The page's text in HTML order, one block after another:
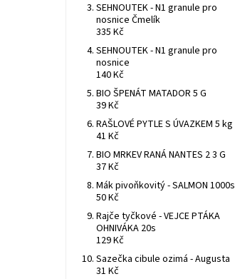
SEHNOUTEK - N1 granule pro
nosnice Čmelík
335 Kč
SEHNOUTEK - N1 granule pro
nosnice
140 Kč
BIO ŠPENÁT MATADOR 5 G
39 Kč
RAŠLOVÉ PYTLE S ÚVAZKEM 5 kg
41 Kč
BIO MRKEV RANÁ NANTES 2 3 G
37 Kč
Mák pivoňkovitý - SALMON 1000s
50 Kč
Rajče tyčkové - VEJCE PTÁKA
OHNIVÁKA 20s
129 Kč
Sazečka cibule ozimá - Augusta
31 Kč